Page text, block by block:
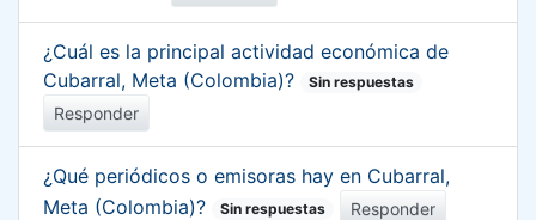
¿Cuál es la principal actividad económica de
Cubarral, Meta (Colombia)?
Sin respuestas
Responder
¿Qué periódicos o emisoras hay en Cubarral,
Meta (Colombia)?
Sin respuestas Responder